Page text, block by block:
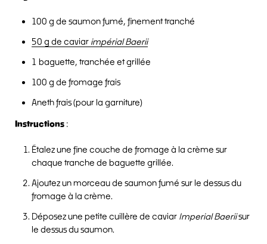
100 g de saumon fumé, finement tranché
50 g de caviar impérial Baerii
1 baguette, tranchée et grillée
100 g de fromage frais
Aneth frais (pour la garniture)
Instructions :
Étalez une fine couche de fromage à la crème sur
chaque tranche de baguette grillée.
Ajoutez un morceau de saumon fumé sur le dessus du
fromage à la crème.
Déposez une petite cuillère de caviar Imperial Baeriisur
le dessus du saumon.